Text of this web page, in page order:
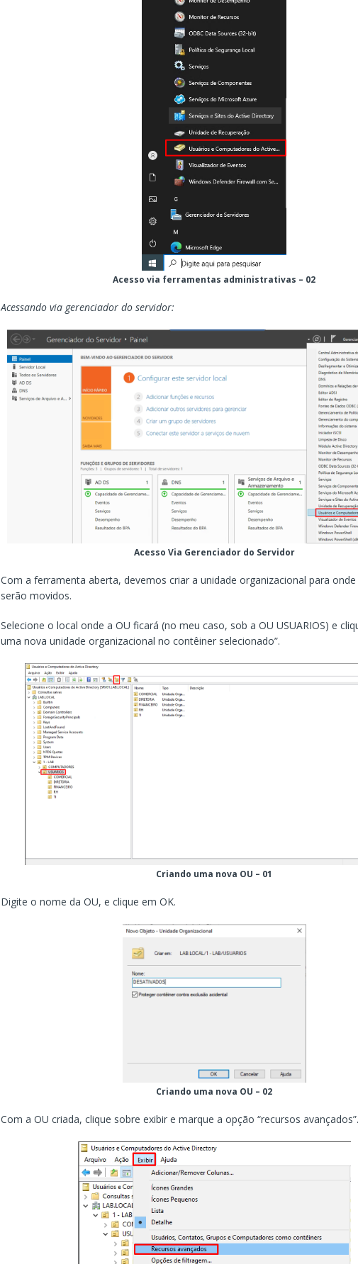
Acesso via ferramentas administrativas – 02
Acessando via gerenciador do servidor:
Acesso Via Gerenciador do Servidor
Com a ferramenta aberta, devemos criar a unidade organizacional para
serão movidos.
Selecione o local onde a OU ficará (no meu caso, sob a OU USUARIOS) e
uma nova unidade organizacional no contêiner selecionado”.
Criando uma nova OU – 01
Digite o nome da OU, e clique em OK.
Criando uma nova OU – 02
Com a OU criada, clique sobre exibir e marque a opção “recursos avançados”.